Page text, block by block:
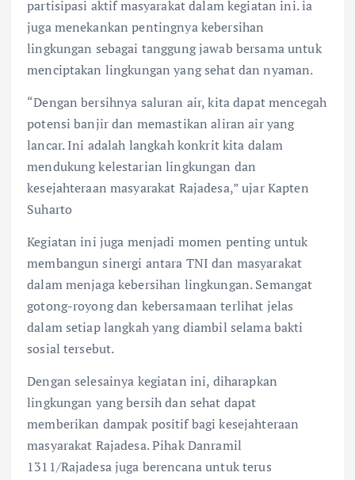
partisipasi aktif masyarakat dalam kegiatan ini. ia
juga menekankan pentingnya kebersihan
lingkungan sebagai tanggung jawab bersama untuk
menciptakan lingkungan yang sehat dan nyaman.
“Dengan bersihnya saluran air, kita dapat mencegah
potensi banjir dan memastikan aliran air yang
lancar. Ini adalah langkah konkrit kita dalam
mendukung kelestarian lingkungan dan
kesejahteraan masyarakat Rajadesa,” ujar Kapten
Suharto
Kegiatan ini juga menjadi momen penting untuk
membangun sinergi antara TNI dan masyarakat
dalam menjaga kebersihan lingkungan. Semangat
gotong-royong dan kebersamaan terlihat jelas
dalam setiap langkah yang diambil selama bakti
sosial tersebut.
Dengan selesainya kegiatan ini, diharapkan
lingkungan yang bersih dan sehat dapat
memberikan dampak positif bagi kesejahteraan
masyarakat Rajadesa. Pihak Danramil
1311/Rajadesa juga berencana untuk terus